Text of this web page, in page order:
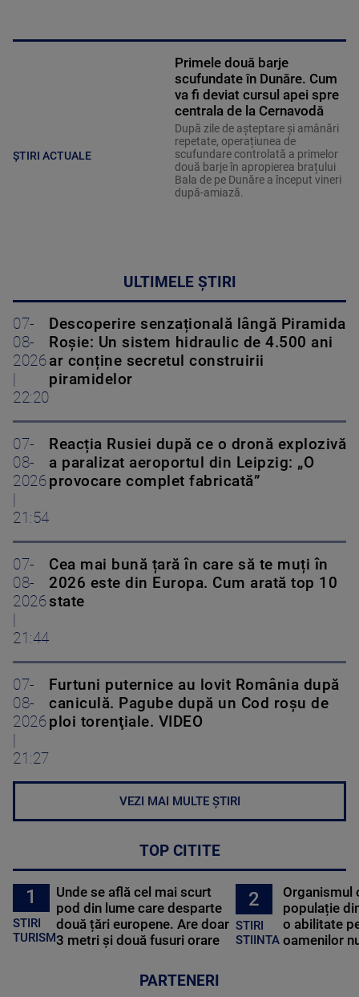
ȘTIRI ACTUALE
Primele două barje
scufundate în Dunăre. Cum
va fi deviat cursul apei spre
centrala de la Cernavodă
După zile de așteptare și amânări
repetate, operațiunea de
scufundare controlată a primelor
două barje în apropierea brațului
Bala de pe Dunăre a început vineri
după-amiază.
ULTIMELE ȘTIRI
07-
08-
2026
22:20
Descoperire senzațională lângă Piramida
Roșie: Un sistem hidraulic de 4.500 ani
ar conține secretul construirii
piramidelor
07-
08-
2026
21:54
Reacția Rusiei după ce o dronă explozivă
a paralizat aeroportul din Leipzig: „O
provocare complet fabricată”
07-
08-
2026
21:44
Cea mai bună țară în care să te muți în
2026 este din Europa. Cum arată top 10
state
07-
08-
2026
21:27
Furtuni puternice au lovit România după
caniculă. Pagube după un Cod roşu de
ploi torenţiale. VIDEO
VEZI MAI MULTE ȘTIRI
TOP CITITE
1
STIRI
TURISM
Unde se află cel mai scurt
pod din lume care desparte
două țări europene. Are doar
3 metri și două fusuri orare
2
STIRI
STIINTA
Organismul
populație
o abilitate
oamenilor
PARTENERI